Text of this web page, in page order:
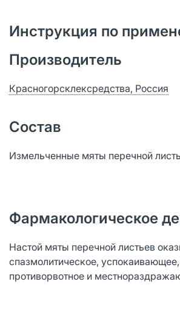
Инструкция по
Производитель
Красногорсклексредства, Россия
Состав
Измельченные мяты перечной
Фармакологическое
Настой мяты перечной листьев
спазмолитическое,
противорвотное и